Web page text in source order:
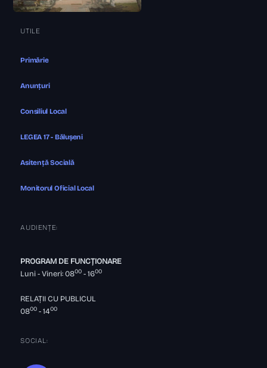
UTILE
Primărie
Anunțuri
Consiliul Local
LEGEA 17 - Bălușeni
Asitență Socială
Monitorul Oficial Local
AUDIENȚE:
PROGRAM DE FUNCȚIONARE
Luni - Vineri: 0800 - 1600
RELAȚII CU PUBLICUL
0800 - 1400
SOCIAL: